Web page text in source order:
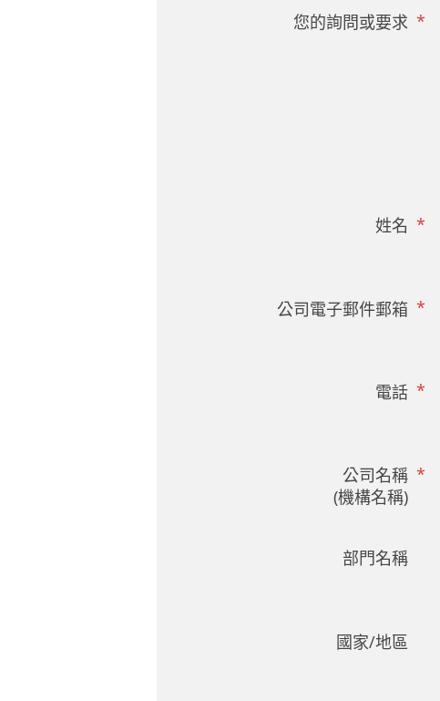
您的詢問或要求 *
姓名 *
公司電子郵件郵箱 *
電話 *
公司名稱 *
(機構名稱)
部門名稱
國家/地區